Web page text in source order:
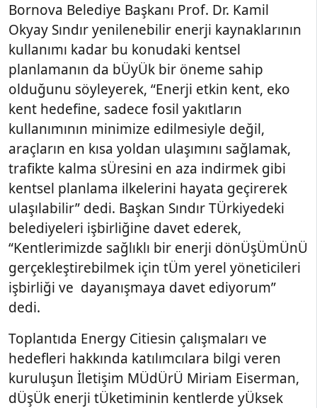
Bornova Belediye Başkanı Prof. Dr. Kamil
Okyay Sındır yenilenebilir enerji kaynaklarının
kullanımı kadar bu konudaki kentsel
planlamanın da bÜyÜk bir öneme sahip
olduğunu söyleyerek, “Enerji etkin kent, eko
kent hedefine, sadece fosil yakıtların
kullanımının minimize edilmesiyle değil,
araçların en kısa yoldan ulaşımını sağlamak,
trafikte kalma sÜresini en aza indirmek gibi
kentsel planlama ilkelerini hayata geçirerek
ulaşılabilir” dedi. Başkan Sındır TÜrkiyedeki
belediyeleri işbirliğine davet ederek,
“Kentlerimizde sağlıklı bir enerji dönÜşÜmÜnÜ
gerçekleştirebilmek için tÜm yerel yöneticileri
işbirliği ve dayanışmaya davet ediyorum”
dedi.
Toplantıda Energy Citiesin çalışmaları ve
hedefleri hakkında katılımcılara bilgi veren
kuruluşun İletişim MÜdÜrÜ Miriam Eiserman,
dÜşÜk enerji tÜketiminin kentlerde yÜksek